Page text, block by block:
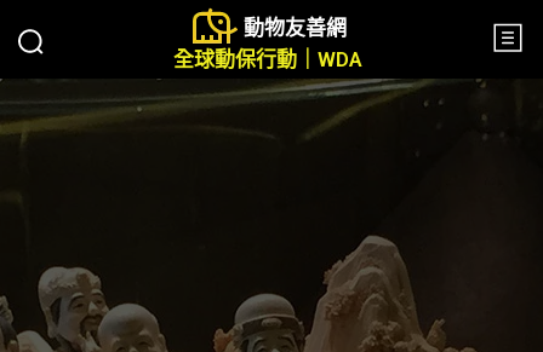
動物友善網
全球動保行動｜WDA